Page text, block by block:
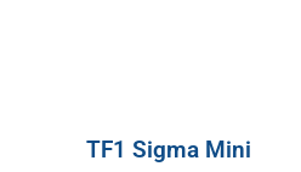
TF1 Sigma Mini